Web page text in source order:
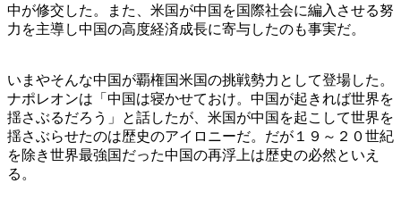
中が修交した。また、米国が中国を国際社会に編入させる努
力を主導し中国の高度経済成長に寄与したのも事実だ。
いまやそんな中国が覇権国米国の挑戦勢力として登場した。
ナポレオンは「中国は寝かせておけ。中国が起きれば世界を
揺さぶるだろう」と話したが、米国が中国を起こして世界を
揺さぶらせたのは歴史のアイロニーだ。だが１９～２０世紀
を除き世界最強国だった中国の再浮上は歴史の必然といえ
る。